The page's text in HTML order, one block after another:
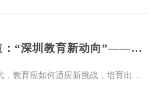
“南都”报道：“深圳教育新动向”——深圳市云顶学校张增慧校长的“绿色高分”育人观